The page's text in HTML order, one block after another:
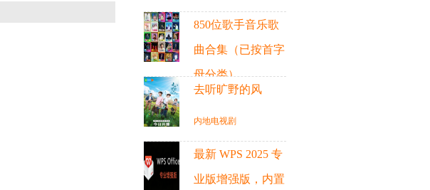
850位歌手音乐歌
曲合集（已按首字
母分类）
去听旷野的风
内地电视剧
最新 WPS 2025 专
业版增强版，内置